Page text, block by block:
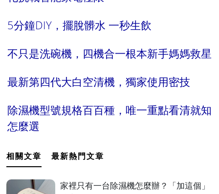
5分鐘DIY，擺脫髒水 一秒生飲
不只是洗碗機，四機合一根本新手媽媽救星
最新第四代大白空清機，獨家使用密技
除濕機型號規格百百種，唯一重點看清就知
怎麼選
相關文章 最新熱門文章
家裡只有一台除濕機怎麼辦？「加這個」